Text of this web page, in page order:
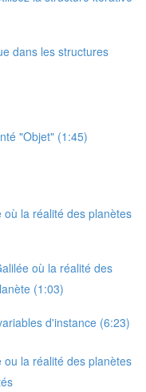
dans les structures
"Objet" (1:45)
la réalité des planètes
où la réalité des
(1:03)
d'instance (6:23)
la réalité des planètes